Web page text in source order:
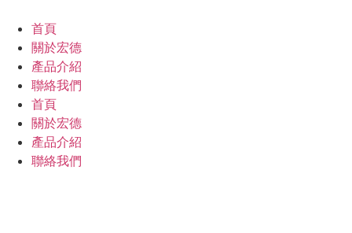
首頁
關於宏德
產品介紹
聯絡我們
首頁
關於宏德
產品介紹
聯絡我們